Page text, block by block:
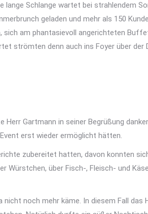
lange Schlange wartet bei strahlendem
geladen und mehr als 150
sich am phantasievoll angerichteten
strömten denn auch ins Foyer über
Gartmann in seiner Begrüßung
erst wieder ermöglicht hätten.
zubereitet hatten, davon konnten
Würstchen, über Fisch-, Fleisch- und
nicht noch mehr käme. In diesem Fall